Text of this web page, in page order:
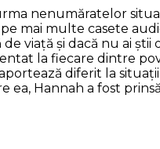
nenumăratelor
mai multe casete
viaţă şi dacă nu ai
la fiecare dintre
diferit la
Hannah a fost